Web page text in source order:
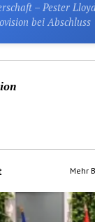
– Pester
bei Abschluss
Mehr